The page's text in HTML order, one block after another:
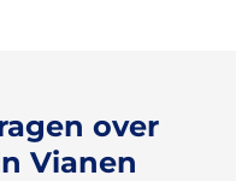
over
Vianen